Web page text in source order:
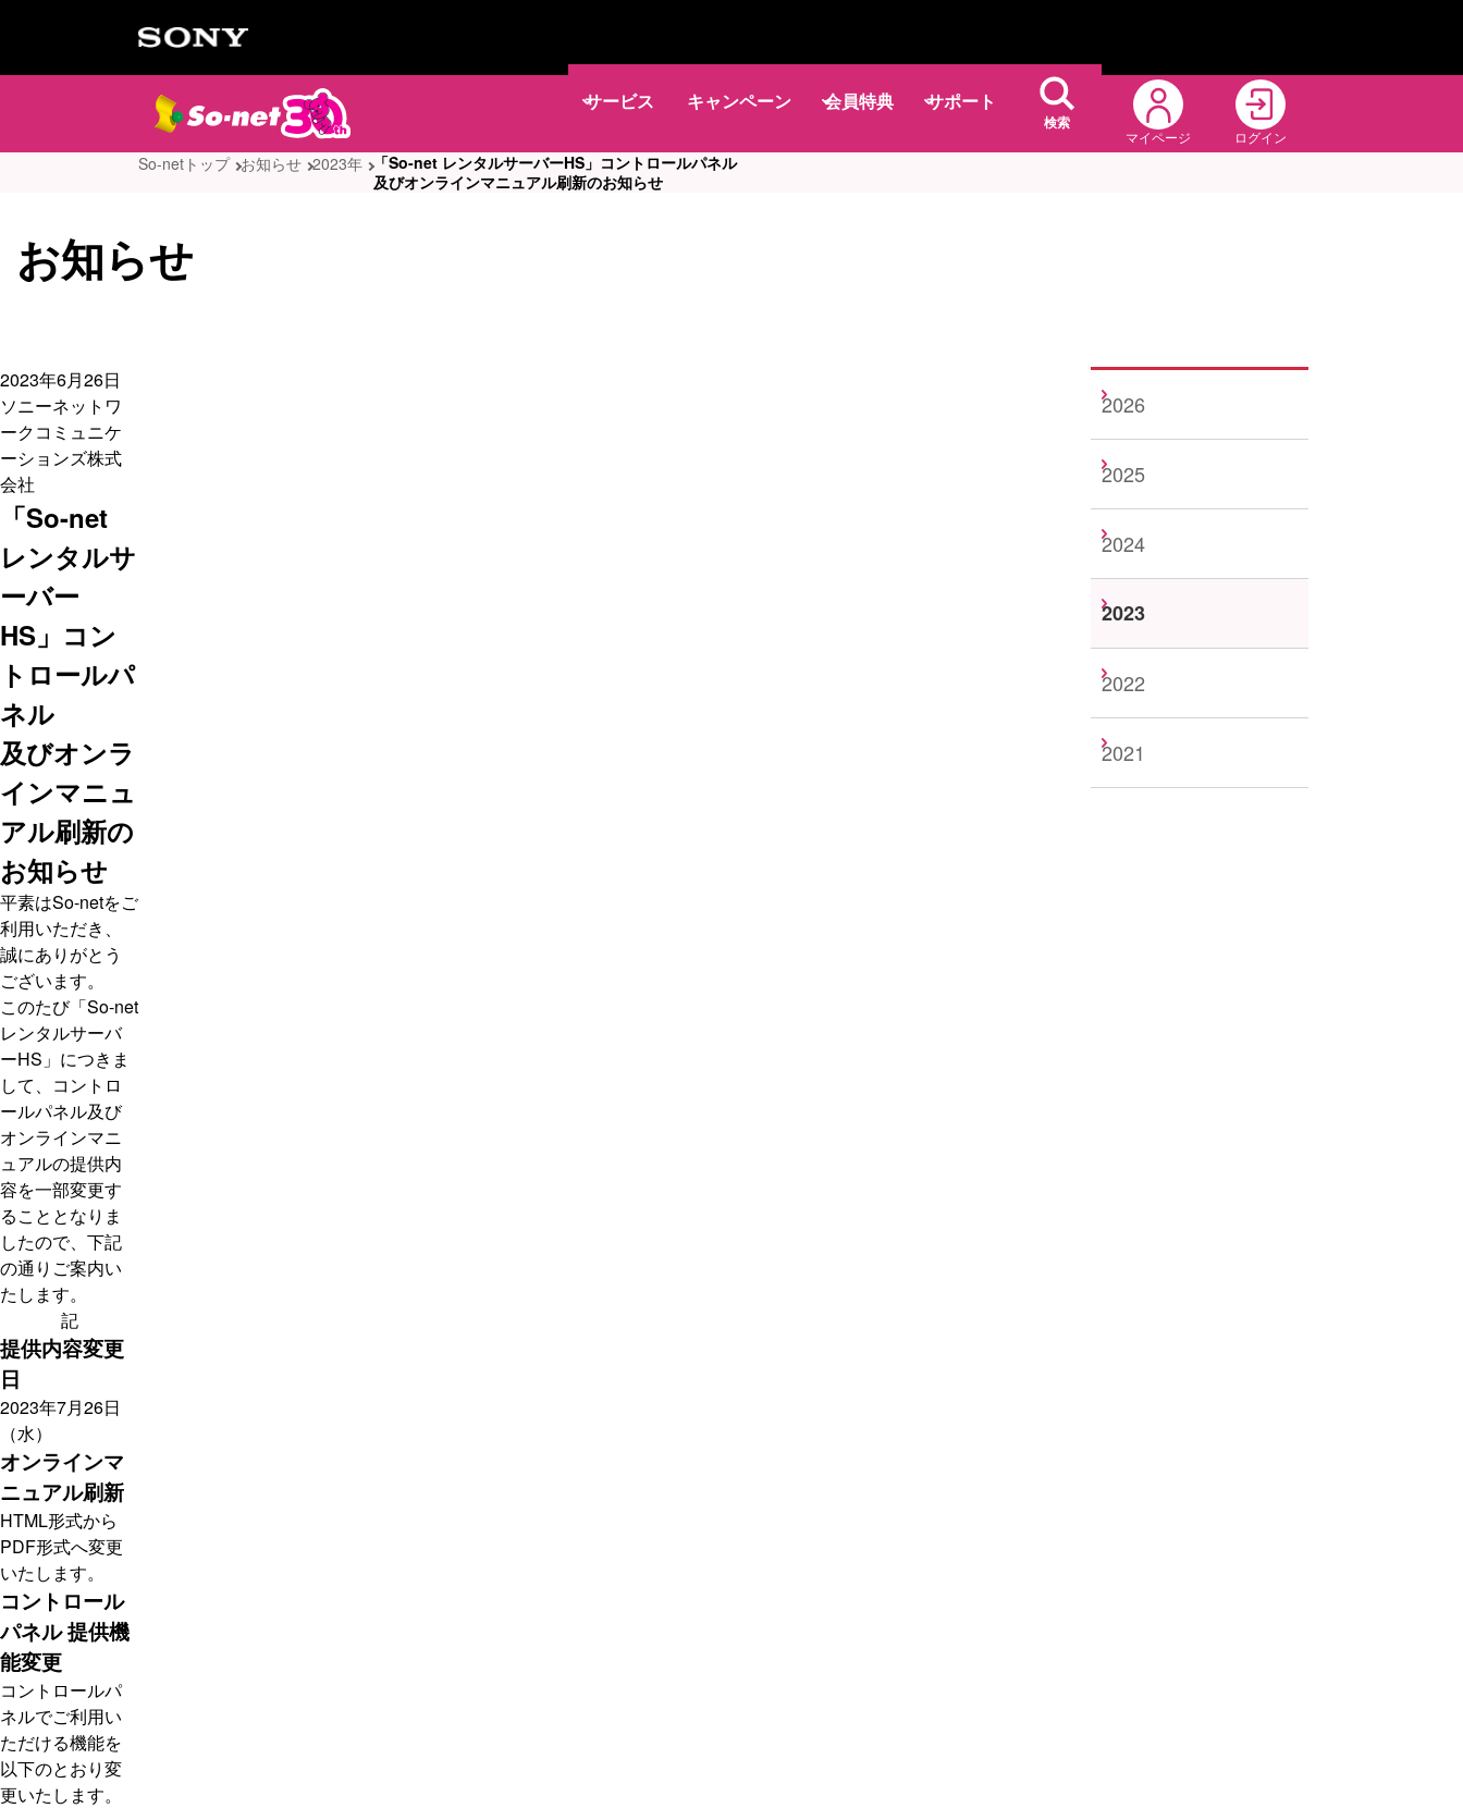
サービス キャンペーン 会員特典 サポート
検索
マイページ ログイン
So-netトップ お知らせ 2023年 「So-net レンタルサーバーHS」コントロールパネル
及びオンラインマニュアル刷新のお知らせ
お知らせ
2023年6月26日
ソニーネットワ
ークコミュニケ
ーションズ株式
会社
「So-net
レンタルサ
ーバー
HS」コン
トロールパ
ネル
及びオンラ
インマニュ
アル刷新の
お知らせ
平素はSo-netをご
利用いただき、
誠にありがとう
ございます。
このたび「So-net
レンタルサーバ
ーHS」につきま
して、コントロ
ールパネル及び
オンラインマニ
ュアルの提供内
容を一部変更す
ることとなりま
したので、下記
の通りご案内い
たします。
記
提供内容変更
日
2023年7月26日
（水）
オンラインマ
ニュアル刷新
HTML形式から
PDF形式へ変更
いたします。
コントロール
パネル 提供機
能変更
コントロールパ
ネルでご利用い
ただける機能を
以下のとおり変
更いたします。
2026
2025
2024
2023
2022
2021